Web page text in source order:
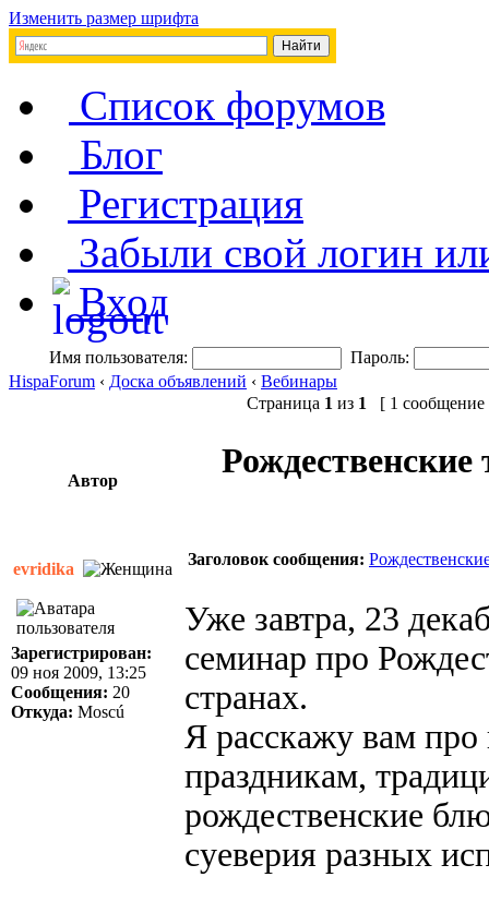
Изменить размер шрифта
Список форумов
Блог
Регистрация
Забыли свой логин
Вход
Имя пользователя:
Пароль:
HispaForum ‹ Доска объявлений ‹ Вебинары
Страница 1 из 1 [ 1 сообщение
Автор
evridika
Заголовок сообщения:
Зарегистрирован:
09 ноя 2009, 13:25
Сообщения: 20
Откуда: Moscú
Уже завтра, 23
семинар про
странах.
Я расскажу вам
праздникам,
рождественские
суеверия разных